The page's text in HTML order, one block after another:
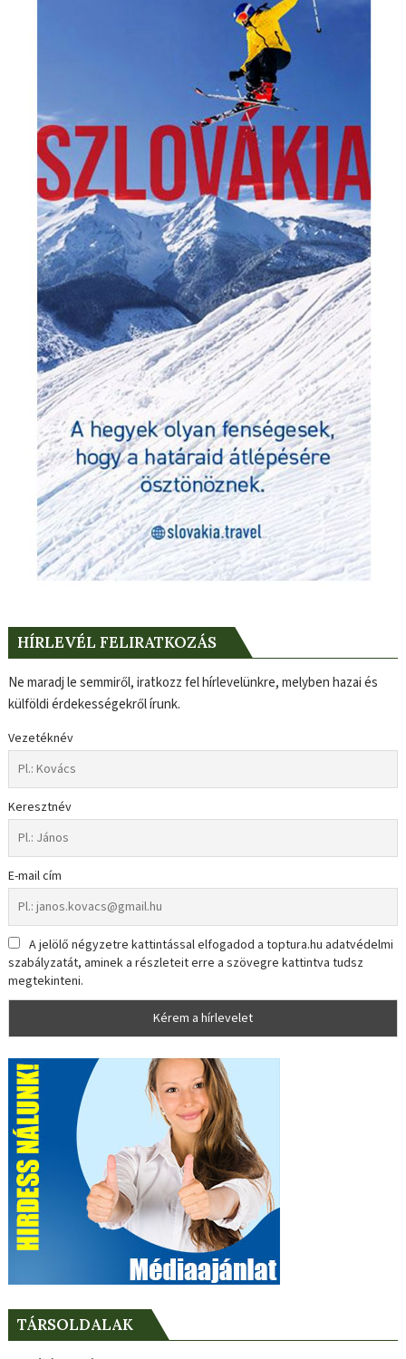
HÍRLEVÉL FELIRATKOZÁS
Ne maradj le semmiről, iratkozz fel hírlevelünkre, melyben hazai és
külföldi érdekességekről írunk.
Vezetéknév
Keresztnév
E-mail cím
A jelölő négyzetre kattintással elfogadod a toptura.hu adatvédelmi
szabályzatát, aminek a részleteit erre a szövegre kattintva tudsz
megtekinteni.
TÁRSOLDALAK